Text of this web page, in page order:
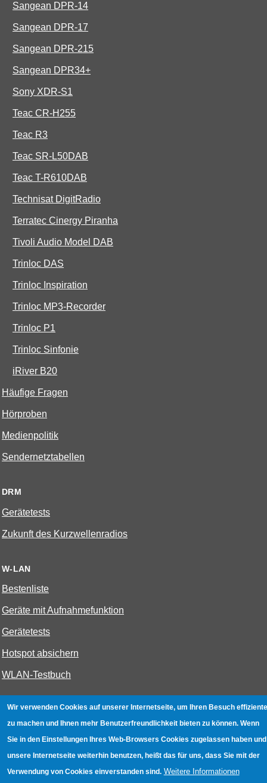
Sangean DPR-14
Sangean DPR-17
Sangean DPR-215
Sangean DPR34+
Sony XDR-S1
Teac CR-H255
Teac R3
Teac SR-L50DAB
Teac T-R610DAB
Technisat DigitRadio
Terratec Cinergy Piranha
Tivoli Audio Model DAB
Trinloc DAS
Trinloc Inspiration
Trinloc MP3-Recorder
Trinloc P1
Trinloc Sinfonie
iRiver B20
Häufige Fragen
Hörproben
Medienpolitik
Sendernetztabellen
DRM
Gerätetests
Zukunft des Kurzwellenradios
W-LAN
Bestenliste
Geräte mit Aufnahmefunktion
Gerätetests
Hotspot absichern
WLAN-Testbuch
Datenschutz|Impressum|Kontakt
Wir verwenden Cookies auf unserer Internetseite, um Ihren Besuch
zu machen und Ihnen mehr Benutzerfreundlichkeit bieten zu können. Wenn
Sie in den Einstellungen Ihres Web-Browsers Cookies zugelassen haben und
unsere Internetseite weiterhin benutzen, heißt das für uns, dass Sie mit der
Verwendung von Cookies einverstanden sind. Weitere Informationen